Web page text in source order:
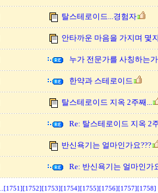
탈스테로이드...경험자
안타까운 마음을 가지며 몇
누가 전문가를 사칭하는
한약과 스테로이드
탈스테로이드 지옥 2주째...
Re: 탈스테로이드 지옥 2
반신욕기는 얼마인가요???
Re: 반신욕기는 얼마인가
[1751] [1752] [1753] [1754] [1755] [1756] [1757] [1758]